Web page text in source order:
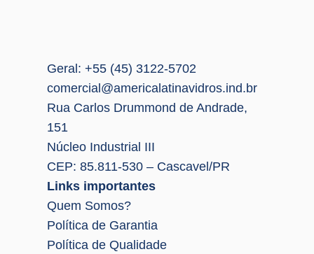
Geral: +55 (45) 3122-5702
comercial@americalatinavidros.ind.br
Rua Carlos Drummond de Andrade,
151
Núcleo Industrial III
CEP: 85.811-530 – Cascavel/PR
Links importantes
Quem Somos?
Política de Garantia
Política de Qualidade